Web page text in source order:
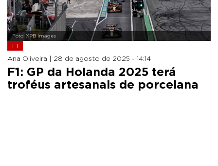
Foto: XPB Images
F1
Ana Oliveira | 28 de agosto de 2025 - 14:14
F1: GP da Holanda 2025 terá
troféus artesanais de porcelana